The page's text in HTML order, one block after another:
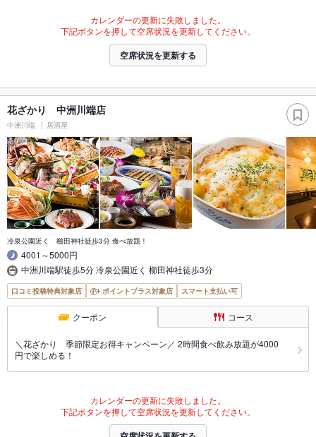
カレンダーの更新に失敗しました。
下記ボタンを押して空席状況を更新してください。
空席状況を更新する
花ざかり 中洲川端店
中洲川端 居酒屋
冷泉公園近く 櫛田神社徒歩3分 食べ放題！
4001～5000円
中洲川端駅徒歩5分 冷泉公園近く 櫛田神社徒歩3分
口コミ投稿特典対象店 ポイントプラス対象店 スマート支払い可
クーポン コース
＼花ざかり 季節限定お得キャンペーン／ 2時間食べ飲み放題が4000
円で楽しめる！
カレンダーの更新に失敗しました。
下記ボタンを押して空席状況を更新してください。